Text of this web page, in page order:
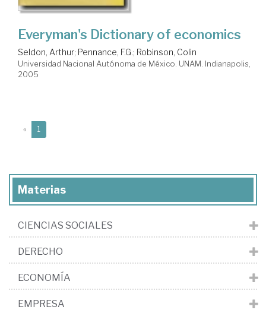
Everyman's Dictionary of economics
Seldon, Arthur; Pennance, F.G.; Robinson, Colin
Universidad Nacional Autónoma de México. UNAM. Indianapolis,
2005
« 1
Materias
CIENCIAS SOCIALES
DERECHO
ECONOMÍA
EMPRESA